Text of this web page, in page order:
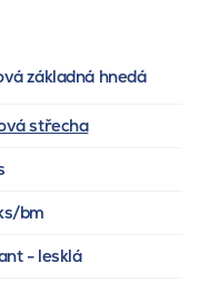
základná hnedá
střecha
bm
- lesklá